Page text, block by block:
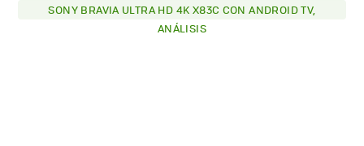
SONY BRAVIA ULTRA HD 4K X83C CON ANDROID TV,
ANÁLISIS